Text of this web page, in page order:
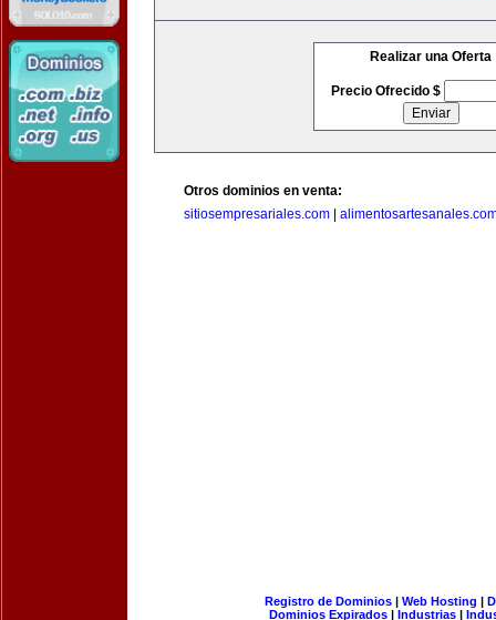
Realizar una Oferta
Precio Ofrecido $
Otros dominios en venta:
sitiosempresariales.com
Registro de Dominios| Web Hosting |
Dominios Expirados | Industrias |